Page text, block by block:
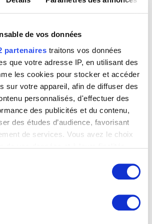
de vos données
partenaires traitons vos données
que votre adresse IP, en utilisant des
les cookies pour stocker et accéder
sur votre appareil, afin de diffuser des
personnalisés, d'effectuer des
des publicités et du contenu,
des études d’audience, favorisant
de services. Vous avez le choix
de vos données et à leurs finalités.
la Déclaration relative aux
sur l'icône de confidentialité.
nous aimerions également :
Image non disponible
: La reine de Saba reçue par le roi Salomon.
une église.
Bas méridionaux)
Pilate et emmené vers la croix